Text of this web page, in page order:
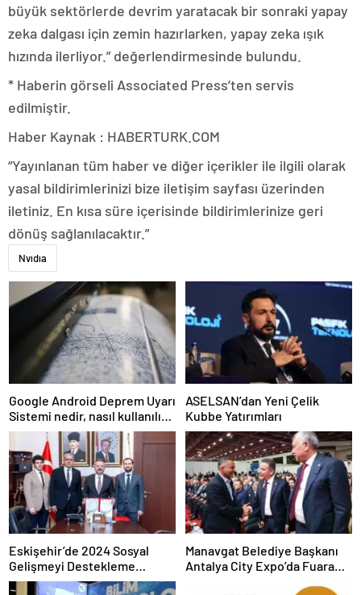
büyük sektörlerde devrim yaratacak bir sonraki yapay
zeka dalgası için zemin hazırlarken, yapay zeka ışık
hızında ilerliyor.” değerlendirmesinde bulundu.
* Haberin görseli Associated Press’ten servis
edilmiştir.
Haber Kaynak : HABERTURK.COM
“Yayınlanan tüm haber ve diğer içerikler ile ilgili olarak
yasal bildirimlerinizi bize iletişim sayfası üzerinden
iletiniz. En kısa süre içerisinde bildirimlerinize geri
dönüş sağlanılacaktır.”
Nvıdıa
Google Android Deprem Uyarı
Sistemi nedir, nasıl kullanılır?
Android Deprem Uyarı
Sistemi Açma Adımları!
ASELSAN’dan Yeni Çelik
Kubbe Yatırımları
Eskişehir’de 2024 Sosyal
Gelişmeyi Destekleme
Programı Projeleri İmzalandı
Manavgat Belediye Başkanı
Antalya City Expo’da Fuara